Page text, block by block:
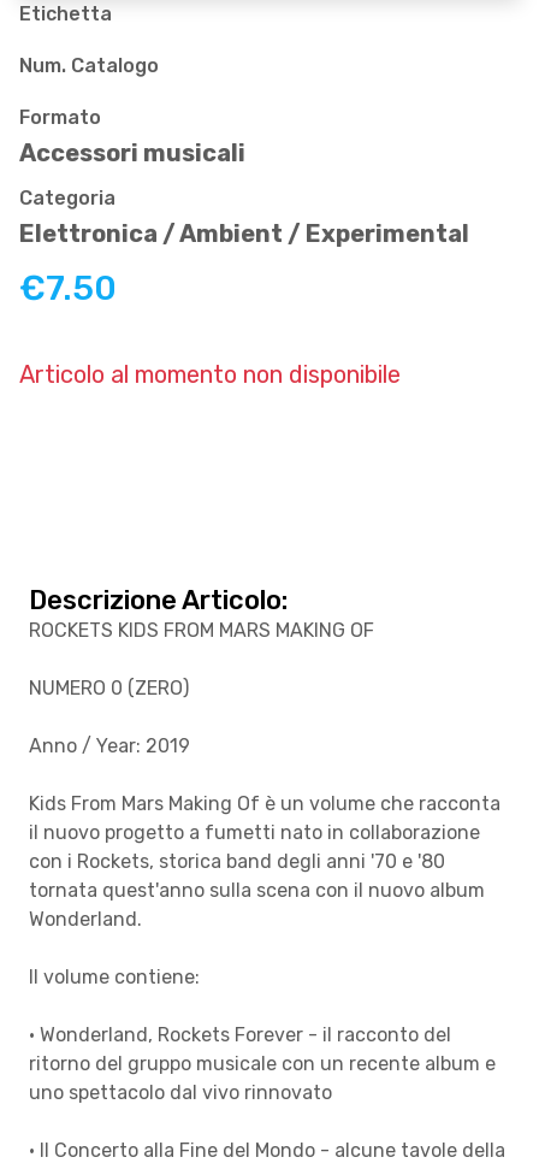
Etichetta
Num. Catalogo
Formato
Accessori musicali
Categoria
Elettronica / Ambient / Experimental
€7.50
Articolo al momento non disponibile
Descrizione Articolo:
ROCKETS KIDS FROM MARS MAKING OF
NUMERO 0 (ZERO)
Anno / Year: 2019
Kids From Mars Making Of è un volume che racconta
il nuovo progetto a fumetti nato in collaborazione
con i Rockets, storica band degli anni '70 e '80
tornata quest'anno sulla scena con il nuovo album
Wonderland.
Il volume contiene:
• Wonderland, Rockets Forever - il racconto del
ritorno del gruppo musicale con un recente album e
uno spettacolo dal vivo rinnovato
• Il Concerto alla Fine del Mondo - alcune tavole della